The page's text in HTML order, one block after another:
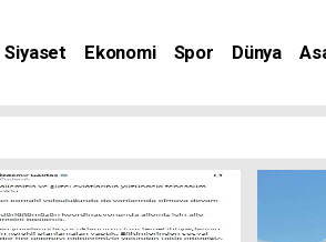
Siyaset Ekonomi Spor Dünya